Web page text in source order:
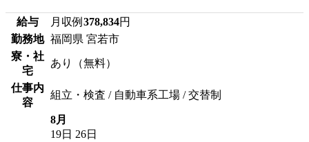
給与 月収例 378,834円
勤務地 福岡県 宮若市
寮・社
宅
あり（無料）
仕事内
容
組立・検査 / 自動車系工場 / 交替制
8月
19日 26日